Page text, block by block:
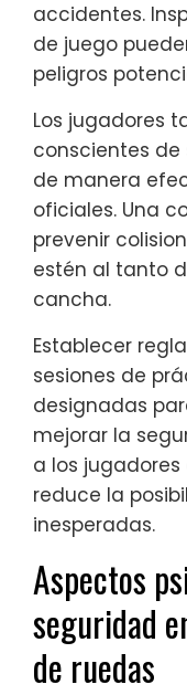
accidentes.
de juego
peligros
Los jugadores
conscientes
de manera
oficiales. Una
prevenir
estén al tanto
cancha.
Establecer
sesiones de
designadas
mejorar la
a los
reduce la
inesperadas.
Aspectos
seguridad
de ruedas